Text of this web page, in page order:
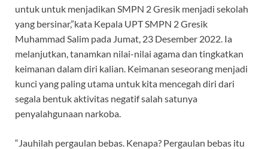
untuk untuk menjadikan SMPN 2 Gresik menjadi sekolah
yang bersinar,”kata Kepala UPT SMPN 2 Gresik
Muhammad Salim pada Jumat, 23 Desember 2022. Ia
melanjutkan, tanamkan nilai-nilai agama dan tingkatkan
keimanan dalam diri kalian. Keimanan seseorang menjadi
kunci yang paling utama untuk kita mencegah diri dari
segala bentuk aktivitas negatif salah satunya
penyalahgunaan narkoba.
“Jauhilah pergaulan bebas. Kenapa? Pergaulan bebas itu